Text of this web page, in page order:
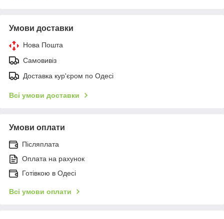
Умови доставки
Нова Пошта
Самовивіз
Доставка кур'єром по Одесі
Всі умови доставки
Умови оплати
Післяплата
Оплата на рахунок
Готівкою в Одесі
Всі умови оплати